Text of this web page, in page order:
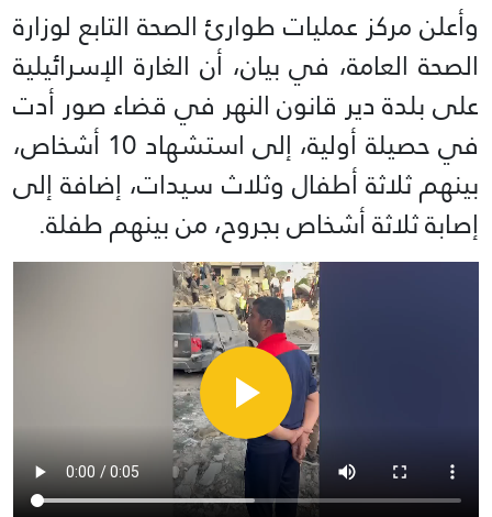
وأعلن مركز عمليات طوارئ الصحة التابع لوزارة
الصحة العامة، في بيان، أن الغارة الإسرائيلية
على بلدة دير قانون النهر في قضاء صور أدت
في حصيلة أولية، إلى استشهاد 10 أشخاص،
بينهم ثلاثة أطفال وثلاث سيدات، إضافة إلى
إصابة ثلاثة أشخاص بجروح، من بينهم طفلة.